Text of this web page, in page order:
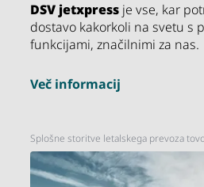
DSV jetxpress je vse, kar
dostavo kakorkoli na svetu s
funkcijami, značilnimi za nas.
Več informacij
Splošne storitve letalskega prevoza